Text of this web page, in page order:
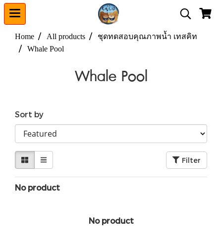
Home All products
ชุดทดสอบคุณภาพน้ำ เทสคิท
Whale Pool
Whale Pool
Sort by
Filter
No product
No product